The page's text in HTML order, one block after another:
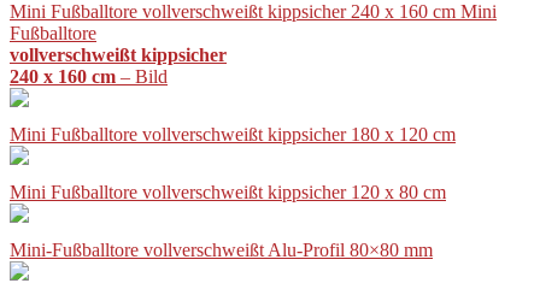
Mini Fußballtore vollverschweißt kippsicher 240 x 160 cm Mini
Fußballtore
vollverschweißt kippsicher
240 x 160 cm – Bild
Mini Fußballtore vollverschweißt kippsicher 180 x 120 cm
Mini Fußballtore vollverschweißt kippsicher 120 x 80 cm
Mini-Fußballtore vollverschweißt Alu-Profil 80×80 mm